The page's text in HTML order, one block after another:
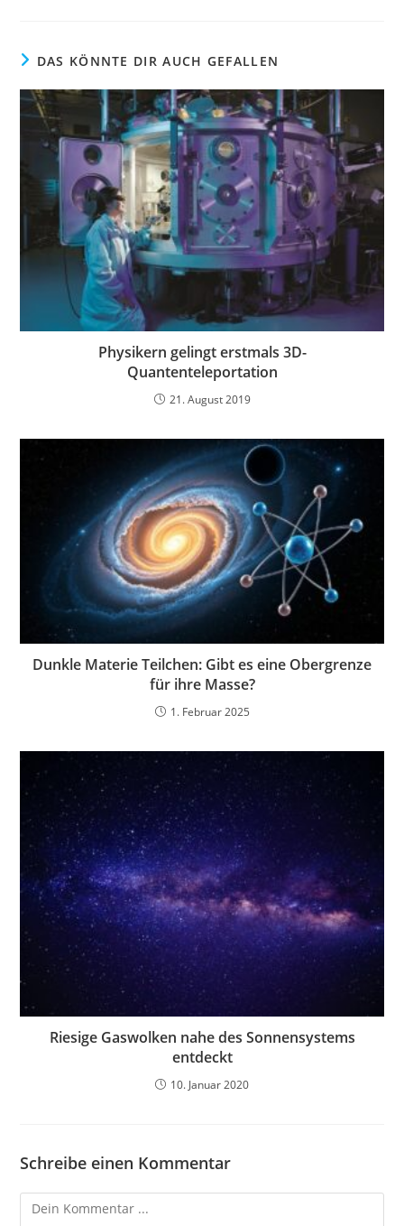
DAS KÖNNTE DIR AUCH GEFALLEN
Physikern gelingt erstmals 3D-
Quantenteleportation
21. August 2019
Dunkle Materie Teilchen: Gibt es eine Obergrenze
für ihre Masse?
1. Februar 2025
Riesige Gaswolken nahe des Sonnensystems
entdeckt
10. Januar 2020
Schreibe einen Kommentar
Kommentieren